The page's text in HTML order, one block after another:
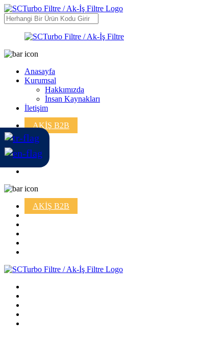
Anasayfa
Kurumsal
Hakkımızda
İnsan Kaynakları
İletişim
AKİŞ B2B
AKİŞ B2B